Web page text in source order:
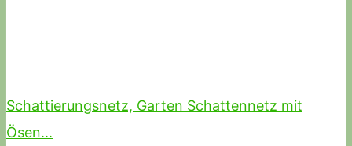
Schattierungsnetz, Garten Schattennetz mit
Ösen...